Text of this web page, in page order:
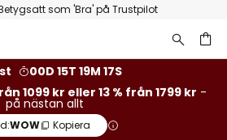
som 'Bra' på Trustpilot
00D 15T 19M 16S
1099 kr eller 13 % från 1799 kr -
på nästan allt
WOW Kopiera